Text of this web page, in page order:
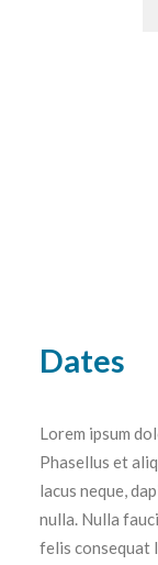
Dates
Lorem ipsum
Phasellus et
lacus neque,
nulla. Nulla
felis consequat